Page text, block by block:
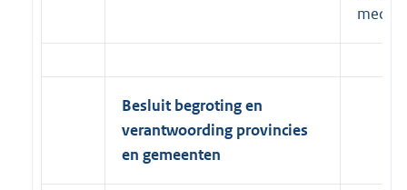
Besluit begroting en
verantwoording provincies
en gemeenten